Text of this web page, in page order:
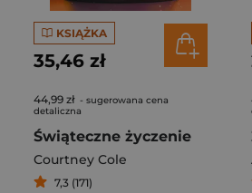
KSIĄŻKA
35,46 zł
44,99 zł - sugerowana cena
detaliczna
Świąteczne życzenie
Courtney Cole
7,3 (171)